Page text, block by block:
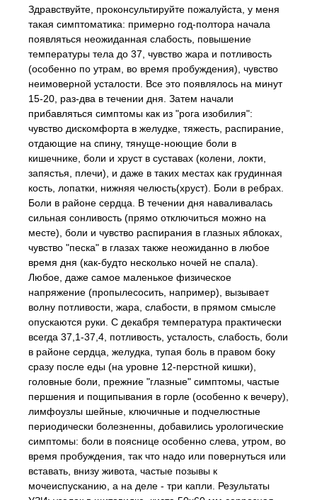
Здравствуйте, проконсультируйте пожалуйста, у меня
такая симптоматика: примерно год-полтора начала
появляться неожиданная слабость, повышение
температуры тела до 37, чувство жара и потливость
(особенно по утрам, во время пробуждения), чувство
неимоверной усталости. Все это появлялось на минут
15-20, раз-два в течении дня. Затем начали
прибавляться симптомы как из "рога изобилия":
чувство дискомфорта в желудке, тяжесть, распирание,
отдающие на спину, тянуще-ноющие боли в
кишечнике, боли и хруст в суставах (колени, локти,
запястья, плечи), и даже в таких местах как грудинная
кость, лопатки, нижняя челюсть(хруст). Боли в ребрах.
Боли в районе сердца. В течении дня наваливалась
сильная сонливость (прямо отключиться можно на
месте), боли и чувство распирания в глазных яблоках,
чувство "песка" в глазах также неожиданно в любое
время дня (как-будто несколько ночей не спала).
Любое, даже самое маленькое физическое
напряжение (пропылесосить, например), вызывает
волну потливости, жара, слабости, в прямом смысле
опускаются руки. С декабря температура практически
всегда 37,1-37,4, потливость, усталость, слабость, боли
в районе сердца, желудка, тупая боль в правом боку
сразу после еды (на уровне 12-перстной кишки),
головные боли, прежние "глазные" симптомы, частые
першения и пощипывания в горле (особенно к вечеру),
лимфоузлы шейные, ключичные и подчелюстные
периодически болезненны, добавились урологические
симптомы: боли в пояснице особенно слева, утром, во
время пробуждения, так что надо или повернуться или
вставать, внизу живота, частые позывы к
мочеиспусканию, а на деле - три капли. Результаты